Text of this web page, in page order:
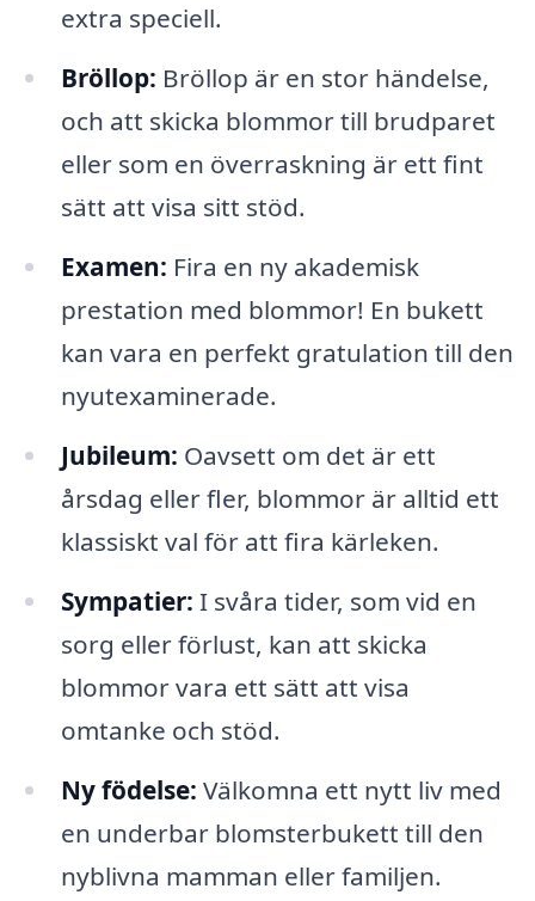
extra speciell.
Bröllop: Bröllop är en stor händelse,
och att skicka blommor till brudparet
eller som en överraskning är ett fint
sätt att visa sitt stöd.
Examen: Fira en ny akademisk
prestation med blommor! En bukett
kan vara en perfekt gratulation till den
nyutexaminerade.
Jubileum: Oavsett om det är ett
årsdag eller fler, blommor är alltid ett
klassiskt val för att fira kärleken.
Sympatier: I svåra tider, som vid en
sorg eller förlust, kan att skicka
blommor vara ett sätt att visa
omtanke och stöd.
Ny födelse: Välkomna ett nytt liv med
en underbar blomsterbukett till den
nyblivna mamman eller familjen.